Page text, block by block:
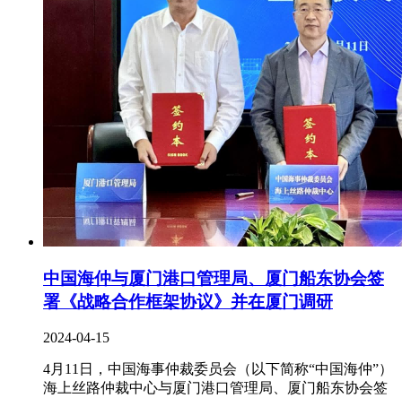
中国海仲与厦门港口管理局、厦门船东协会签
署《战略合作框架协议》并在厦门调研
2024-04-15
4月11日，中国海事仲裁委员会（以下简称“中国海仲”）
海上丝路仲裁中心与厦门港口管理局、厦门船东协会签